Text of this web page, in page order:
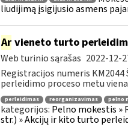
liudijimą įsigijusio asmens
Arvieneto turto
Web turinio sąrašas 2022-12-
Registracijos numeris
perleidimo proceso metu
perleidimas reorganizavimas pelno
kategorijos: Pelno mokestis »
str.) » Akcijų ir kito turto